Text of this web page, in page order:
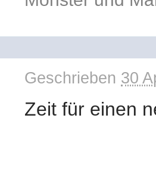
Geschrieben 30
Zeit für einen